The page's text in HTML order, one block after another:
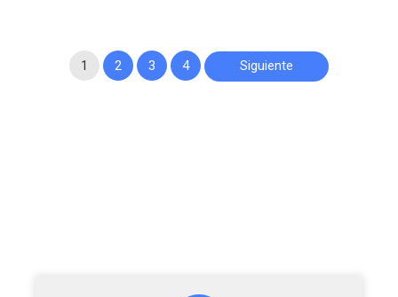
Paginación
1 2 3 4 Siguiente